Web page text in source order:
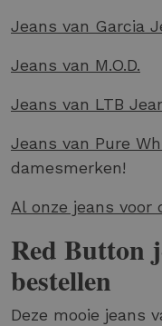
Jeans van Garcia
Jeans van M.O.D.
Jeans van LTB
Jeans van Pure
damesmerken!
Al onze jeans voor
Red Button
bestellen
Deze mooie jeans